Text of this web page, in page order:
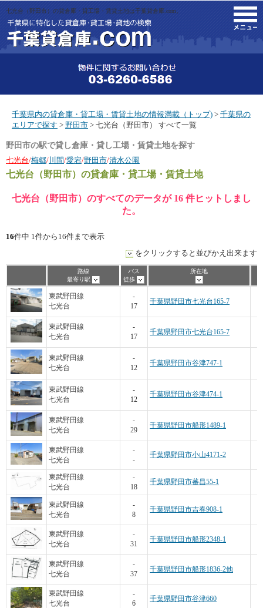
七光台（野田市）の貸倉庫・貸工場・賃貸土地は千葉貸倉庫.com。
千葉県内の貸倉庫・貸工場・賃貸土地の情報満載（トップ) > 千葉県の
エリアで探す > 野田市 > 七光台（野田市） すべて一覧
野田市の駅で貸し倉庫・貸し工場・賃貸土地を探す
七光台/梅郷/川間/愛宕/野田市/清水公園
七光台（野田市） の貸倉庫・貸工場・賃貸土地
七光台（野田市）のすべてのデータが 16 件ヒットしまし
た。
16件中 1件から16件まで表示
をクリックすると並びかえ出来ます
路線
最寄り駅
バス
徒歩
所在地
東武野田線
七光台
-
17
千葉県野田市七光台165-7
東武野田線
七光台
-
17
千葉県野田市七光台165-7
東武野田線
七光台
-
12
千葉県野田市谷津747-1
東武野田線
七光台
-
12
千葉県野田市谷津474-1
東武野田線
七光台
-
29
千葉県野田市船形1489-1
東武野田線
七光台
-
-
千葉県野田市小山4171-2
東武野田線
七光台
-
18
千葉県野田市蕃昌55-1
東武野田線
七光台
-
8
千葉県野田市吉春908-1
東武野田線
七光台
-
31
千葉県野田市船形2348-1
東武野田線
七光台
-
37
千葉県野田市船形1836-2他
東武野田線
七光台
-
6
千葉県野田市谷津660